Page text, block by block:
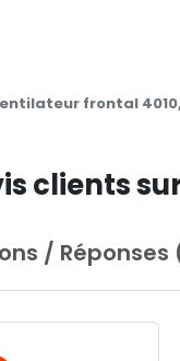
frontal
clients
/ Réponses